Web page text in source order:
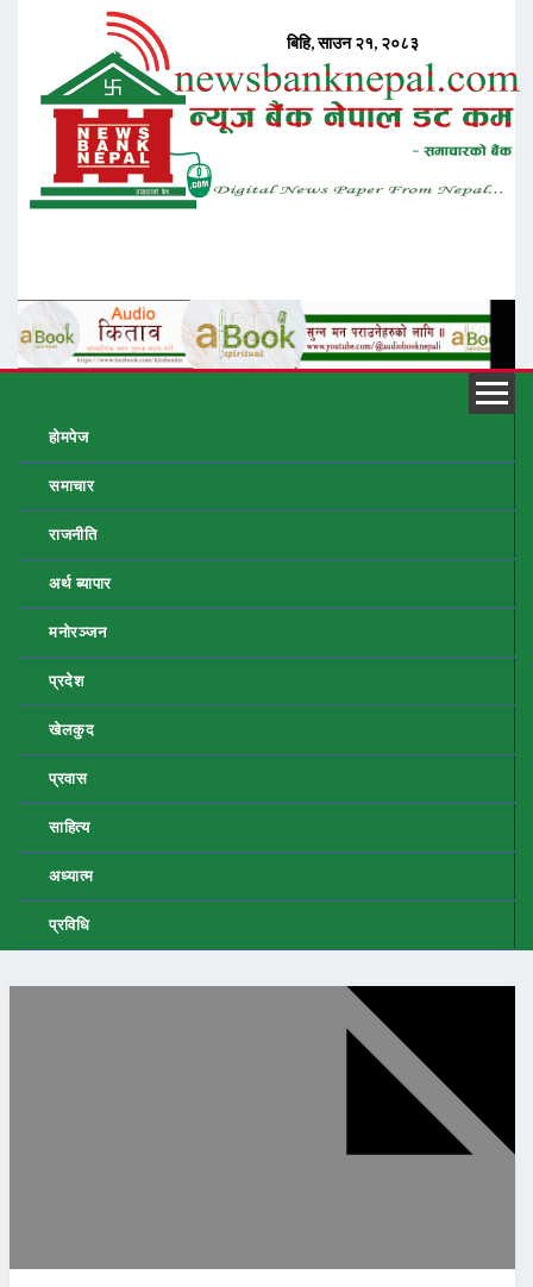
होमपेज
समाचार
राजनीति
अर्थ ब्यापार
मनोरञ्जन
प्रदेश
खेलकुद
प्रवास
साहित्य
अध्यात्म
प्रविधि